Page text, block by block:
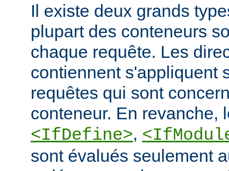
Il existe deux grands
plupart des conteneurs
chaque requête. Les
contiennent s'appliquent
requêtes qui sont
conteneur. En revanche,
<IfDefine>,
sont évalués seulement